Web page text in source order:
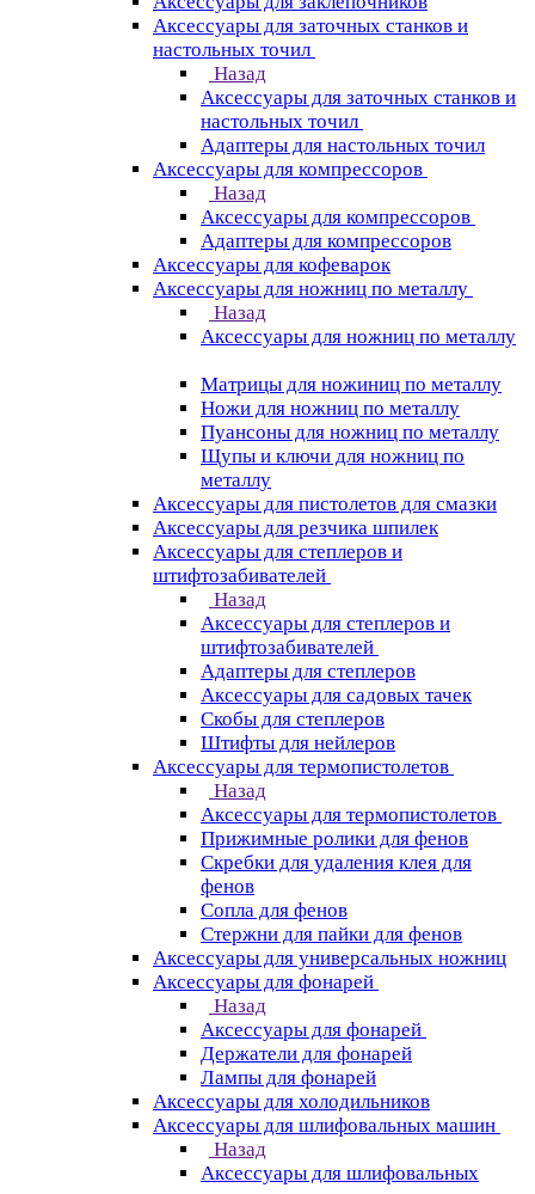
Аксессуары для заточных станков и
настольных точил
Назад
Аксессуары для заточных станков и
настольных точил
Адаптеры для настольных точил
Аксессуары для компрессоров
Назад
Аксессуары для компрессоров
Адаптеры для компрессоров
Аксессуары для кофеварок
Аксессуары для ножниц по металлу
Назад
Аксессуары для ножниц по металлу
Матрицы для ножиниц по металлу
Ножи для ножниц по металлу
Пуансоны для ножниц по металлу
Щупы и ключи для ножниц по
металлу
Аксессуары для пистолетов для смазки
Аксессуары для резчика шпилек
Аксессуары для степлеров и
штифтозабивателей
Назад
Аксессуары для степлеров и
штифтозабивателей
Адаптеры для степлеров
Аксессуары для садовых тачек
Скобы для степлеров
Штифты для нейлеров
Аксессуары для термопистолетов
Назад
Аксессуары для термопистолетов
Прижимные ролики для фенов
Скребки для удаления клея для
фенов
Сопла для фенов
Стержни для пайки для фенов
Аксессуары для универсальных ножниц
Аксессуары для фонарей
Назад
Аксессуары для фонарей
Держатели для фонарей
Лампы для фонарей
Аксессуары для холодильников
Аксессуары для шлифовальных машин
Назад
Аксессуары для шлифовальных